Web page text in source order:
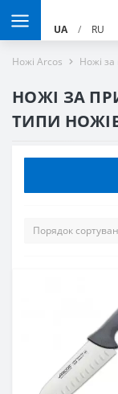
UA / RU
Ножі Arcos Ножі
НОЖІ ЗА
ТИПИ НОЖІВ